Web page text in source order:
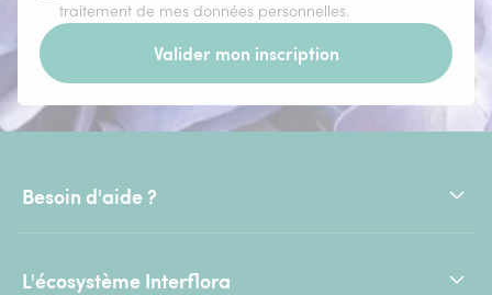
traitement de mes données personnelles.
Valider mon inscription
Besoin d'aide ?
L'écosystème Interflora